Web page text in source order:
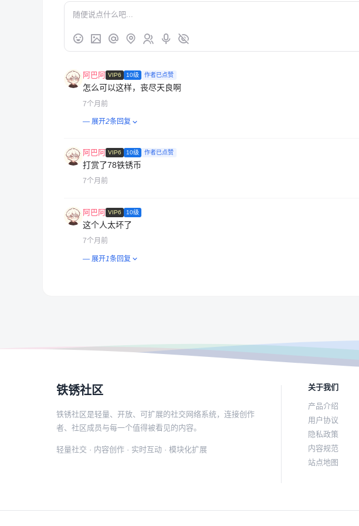
阿巴阿 VIP6 10级 作者已点赞
怎么可以这样，丧尽天良啊
7个月前
— 展开2条回复
阿巴阿 VIP6 10级 作者已点赞
打赏了78铁锈币
7个月前
阿巴阿 VIP6 10级
这个人太坏了
7个月前
— 展开1条回复
铁锈社区
铁锈社区是轻量、开放、可扩展的社交网络系统，连接创作
者、社区成员与每一个值得被看见的内容。
轻量社交 · 内容创作 · 实时互动 · 模块化扩展
关于我们
产品介绍
用户协议
隐私政策
内容规范
站点地图